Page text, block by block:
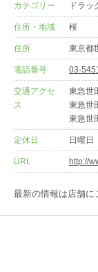
カテゴリー ドラッ
住所・地域 桜
住所 東京都
電話番号 03-
交通アクセ
ス
東急
東急世
東急世
定休日 日曜
URL http://
最新の情報は店舗に